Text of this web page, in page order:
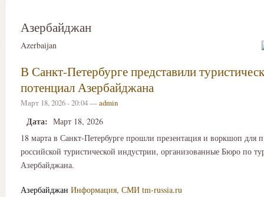
Азербайджан
Azerbaijan
В Санкт-Петербурге представили
потенциал Азербайджана
Март 18, 2026 - 20:04 —admin
Дата: Март 18, 2026
18 марта в Санкт-Петербурге прошли презентация и воркшоп для
российской туристической индустрии, организованные Бюро по
Азербайджана.
Азербайджан Информация, СМИ tm-russia.ru